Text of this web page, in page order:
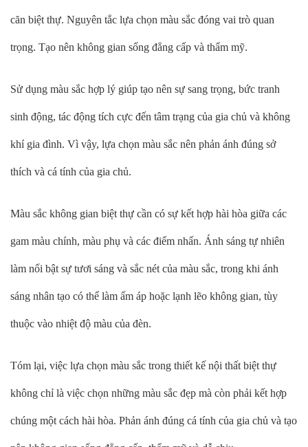
căn biệt thự. Nguyên tắc lựa chọn màu sắc đóng vai trò quan
trọng. Tạo nên không gian sống đẳng cấp và thẩm mỹ.
Sử dụng màu sắc hợp lý giúp tạo nên sự sang trọng, bức tranh
sinh động, tác động tích cực đến tâm trạng của gia chủ và không
khí gia đình. Vì vậy, lựa chọn màu sắc nên phản ánh đúng sở
thích và cá tính của gia chủ.
Màu sắc không gian biệt thự cần có sự kết hợp hài hòa giữa các
gam màu chính, màu phụ và các điểm nhấn. Ánh sáng tự nhiên
làm nổi bật sự tươi sáng và sắc nét của màu sắc, trong khi ánh
sáng nhân tạo có thể làm ấm áp hoặc lạnh lẽo không gian, tùy
thuộc vào nhiệt độ màu của đèn.
Tóm lại, việc lựa chọn màu sắc trong thiết kế nội thất biệt thự
không chỉ là việc chọn những màu sắc đẹp mà còn phải kết hợp
chúng một cách hài hòa. Phản ánh đúng cá tính của gia chủ và tạo